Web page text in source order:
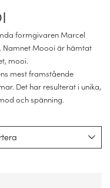
formgivaren Marcel
Namnet Moooi är hämtat
mooi.
mest framstående
Det har resulterat i unika,
och spänning.